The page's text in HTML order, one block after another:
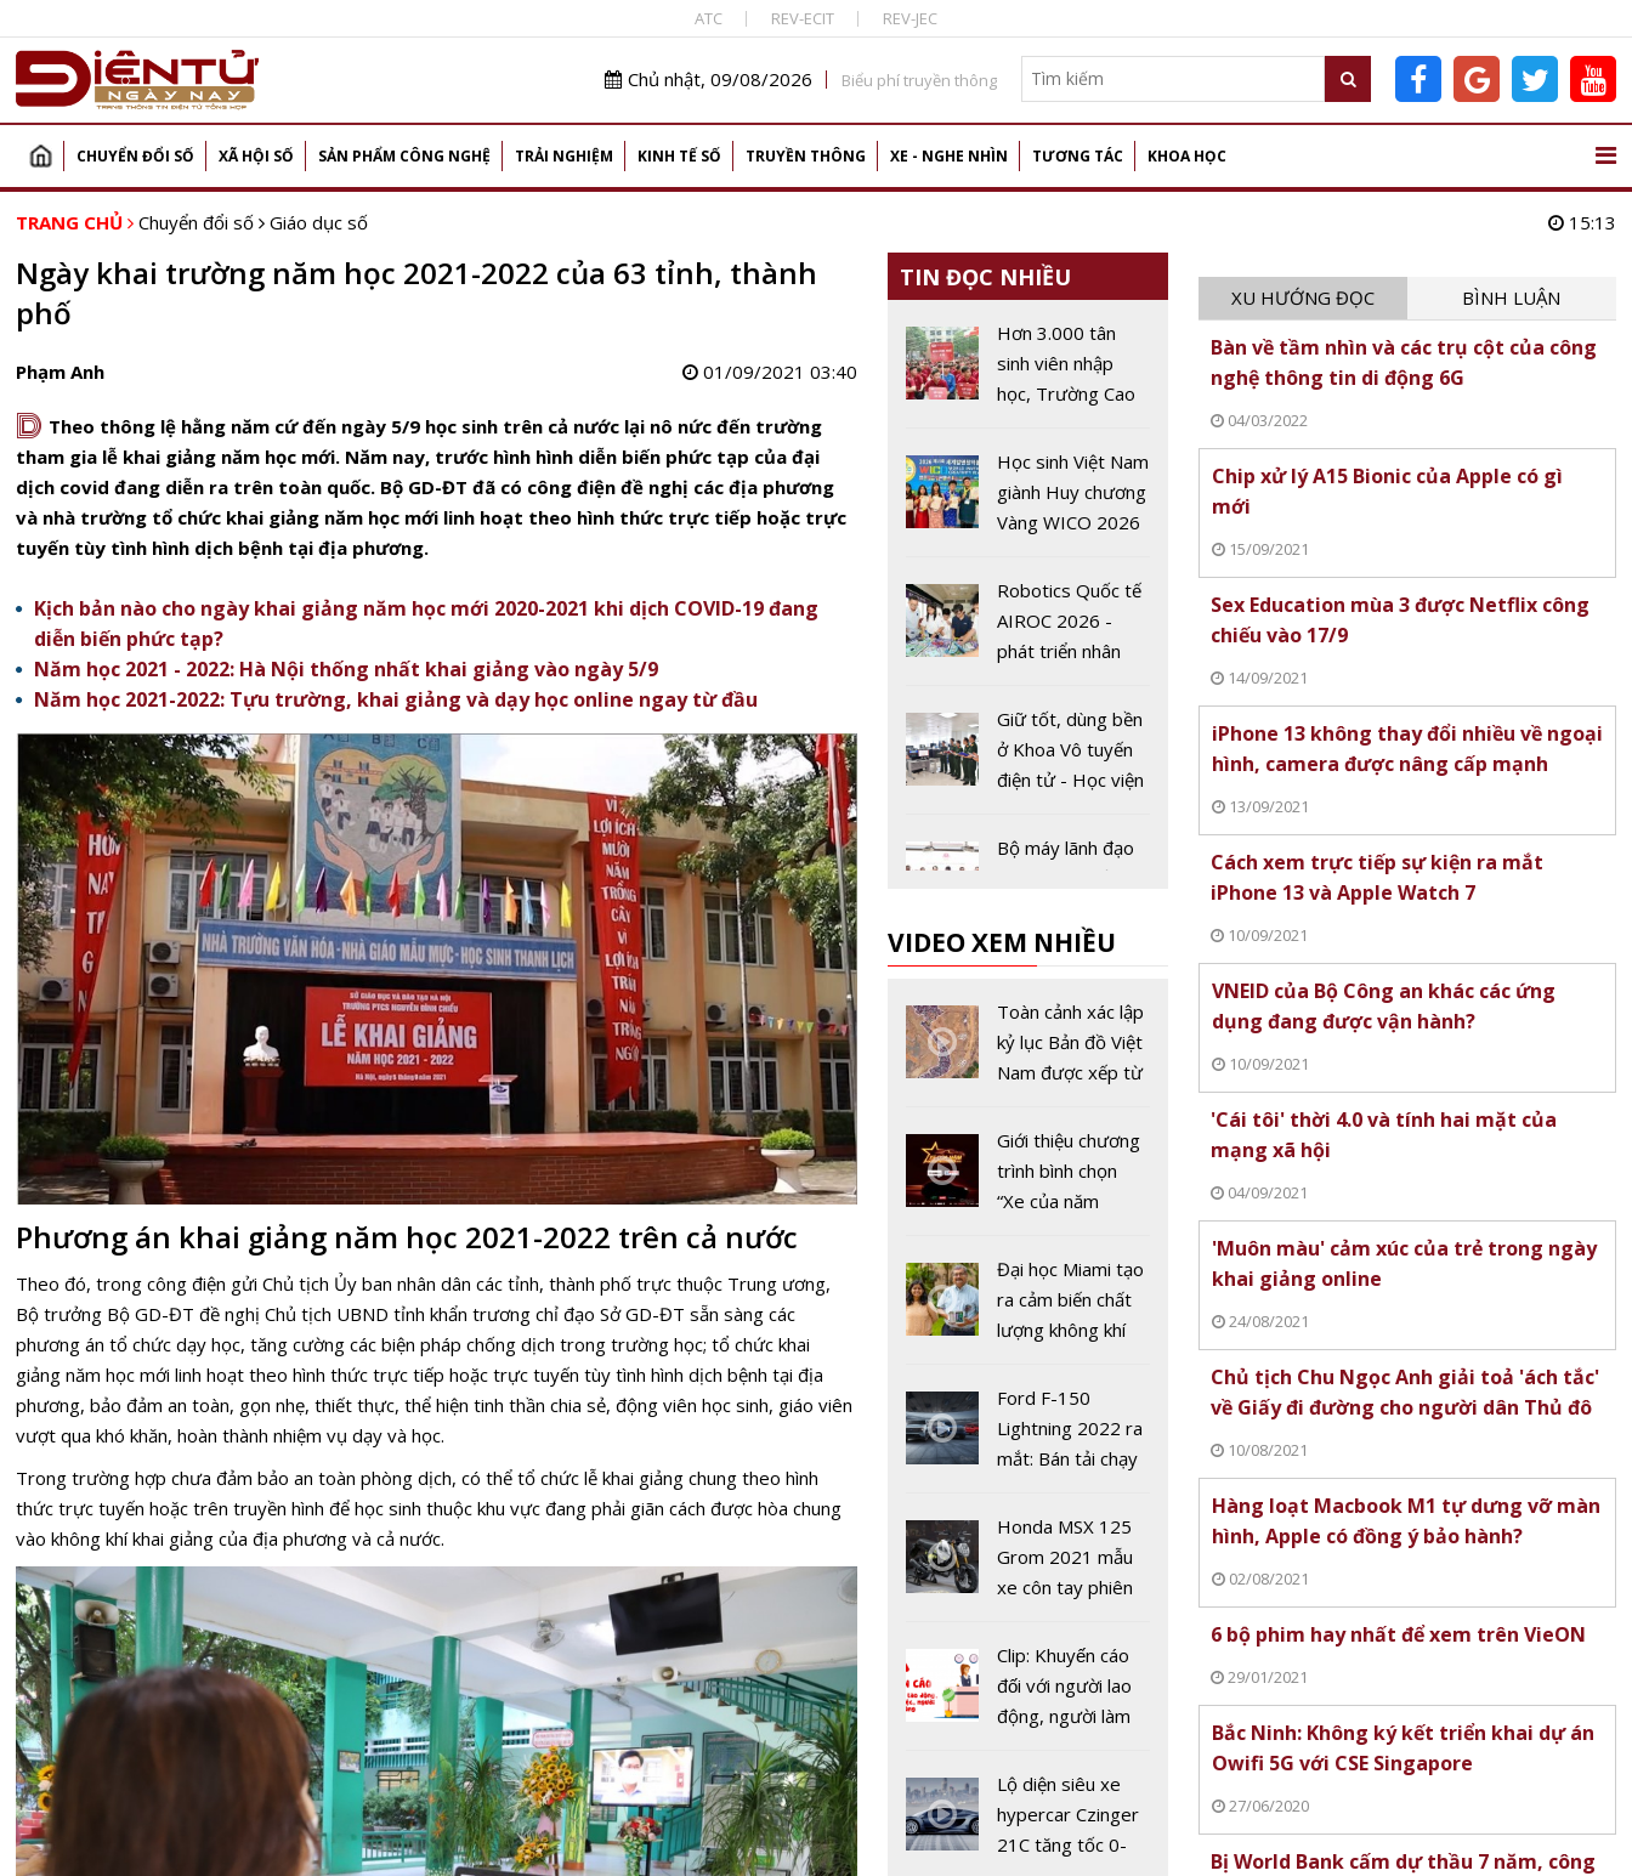
ATC REV-ECIT REV-JEC
Chủ nhật, 09/08/2026 Biểu phí truyền thông
CHUYỂN ĐỔI SỐ XÃ HỘI SỐ SẢN PHẨM CÔNG NGHỆ TRẢI NGHIỆM KINH TẾ SỐ TRUYỀN THÔNG XE - NGHE NHÌN TƯƠNG TÁC KHOA HỌC
TRANG CHỦ Chuyển đổi số Giáo dục số 15:13
Ngày khai trường năm học 2021-2022 của 63 tỉnh, thành
phố
Phạm Anh 01/09/2021 03:40
D Theo thông lệ hằng năm cứ đến ngày 5/9 học sinh trên cả nước lại nô nức đến trường
tham gia lễ khai giảng năm học mới. Năm nay, trước hình hình diễn biến phức tạp của đại
dịch covid đang diễn ra trên toàn quốc. Bộ GD-ĐT đã có công điện đề nghị các địa phương
và nhà trường tổ chức khai giảng năm học mới linh hoạt theo hình thức trực tiếp hoặc trực
tuyến tùy tình hình dịch bệnh tại địa phương.
Kịch bản nào cho ngày khai giảng năm học mới 2020-2021 khi dịch COVID-19 đang
diễn biến phức tạp?
Năm học 2021 - 2022: Hà Nội thống nhất khai giảng vào ngày 5/9
Năm học 2021-2022: Tựu trường, khai giảng và dạy học online ngay từ đầu
Phương án khai giảng năm học 2021-2022 trên cả nước
Theo đó, trong công điện gửi Chủ tịch Ủy ban nhân dân các tỉnh, thành phố trực thuộc Trung ương,
Bộ trưởng Bộ GD-ĐT đề nghị Chủ tịch UBND tỉnh khẩn trương chỉ đạo Sở GD-ĐT sẵn sàng các
phương án tổ chức dạy học, tăng cường các biện pháp chống dịch trong trường học; tổ chức khai
giảng năm học mới linh hoạt theo hình thức trực tiếp hoặc trực tuyến tùy tình hình dịch bệnh tại địa
phương, bảo đảm an toàn, gọn nhẹ, thiết thực, thể hiện tinh thần chia sẻ, động viên học sinh, giáo viên
vượt qua khó khăn, hoàn thành nhiệm vụ dạy và học.
Trong trường hợp chưa đảm bảo an toàn phòng dịch, có thể tổ chức lễ khai giảng chung theo hình
thức trực tuyến hoặc trên truyền hình để học sinh thuộc khu vực đang phải giãn cách được hòa chung
vào không khí khai giảng của địa phương và cả nước.
TIN ĐỌC NHIỀU
Hơn 3.000 tân
sinh viên nhập
học, Trường Cao
cao Hà Nội lập kỷ
lục tuyển sinh
Học sinh Việt Nam
giành Huy chương
Vàng WICO 2026
Robotics Quốc tế
AIROC 2026 -
phát triển nhân
số quốc gia
Giữ tốt, dùng bền
ở Khoa Vô tuyến
điện tử - Học viện
Bộ máy lãnh đạo
Học viện Chiến
Công nghệ hoàn
thiện với 5 nhân
sự mới
trước 'giờ G' khai
mở kỳ thi tốt
nghiệp THPT
Trao Giải báo chí
toàn quốc ‘Vì sự
nghiệp giáo dục
nghệ hàng đầu Mỹ
mở trung tâm
khoa học công
VIDEO XEM NHIỀU
Toàn cảnh xác lập
kỷ lục Bản đồ Việt
Nam được xếp từ
năm 2022
Giới thiệu chương
trình bình chọn
“Xe của năm
Đại học Miami tạo
ra cảm biến chất
lượng không khí
19
Ford F-150
Lightning 2022 ra
mắt: Bán tải chạy
chưa đến 40 nghìn
USD
Honda MSX 125
Grom 2021 mẫu
xe côn tay phiên
Clip: Khuyến cáo
đối với người lao
động, người làm
hàng tại khu dịch
vụ trong dịch
Covid-19
Lộ diện siêu xe
hypercar Czinger
21C tăng tốc 0-
XU HƯỚNG ĐỌC BÌNH LUẬN
Bàn về tầm nhìn và các trụ cột của công
nghệ thông tin di động 6G
04/03/2022
Chip xử lý A15 Bionic của Apple có gì
mới
15/09/2021
Sex Education mùa 3 được Netflix công
chiếu vào 17/9
14/09/2021
iPhone 13 không thay đổi nhiều về ngoại
hình, camera được nâng cấp mạnh
13/09/2021
Cách xem trực tiếp sự kiện ra mắt
iPhone 13 và Apple Watch 7
10/09/2021
VNEID của Bộ Công an khác các ứng
dụng đang được vận hành?
10/09/2021
'Cái tôi' thời 4.0 và tính hai mặt của
mạng xã hội
04/09/2021
'Muôn màu' cảm xúc của trẻ trong ngày
khai giảng online
24/08/2021
Chủ tịch Chu Ngọc Anh giải toả 'ách tắc'
về Giấy đi đường cho người dân Thủ đô
10/08/2021
Hàng loạt Macbook M1 tự dưng vỡ màn
hình, Apple có đồng ý bảo hành?
02/08/2021
6 bộ phim hay nhất để xem trên VieON
29/01/2021
Bắc Ninh: Không ký kết triển khai dự án
Owifi 5G với CSE Singapore
27/06/2020
Bị World Bank cấm dự thầu 7 năm, công